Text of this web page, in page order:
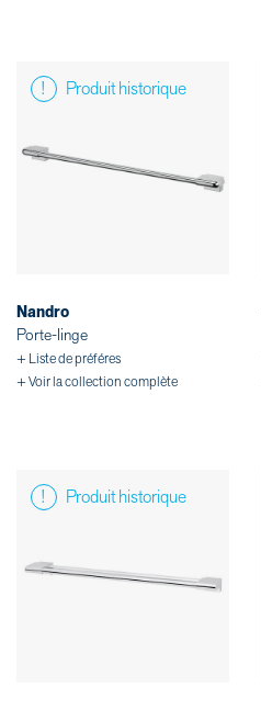
Produit historique
Nandro
Porte-linge
+ Liste de préféres
+ Voir la collection complète
Produit historique